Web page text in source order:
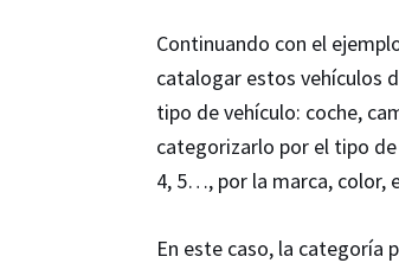
Continuando con el
catalogar estos vehículos
tipo de vehículo: coche,
categorizarlo por el tipo
4, 5…, por la marca, color,
En este caso, la categoría